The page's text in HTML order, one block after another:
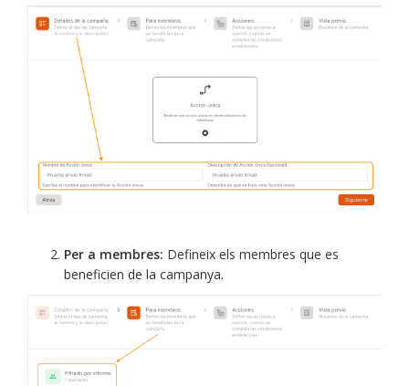
Per a membres: Defineix els membres que es
beneficien de la campanya.